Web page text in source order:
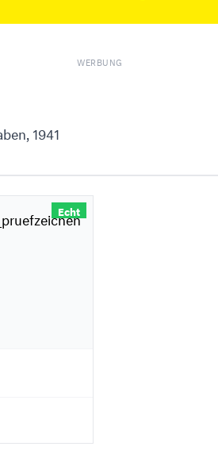
WERBUNG
1941
Echt